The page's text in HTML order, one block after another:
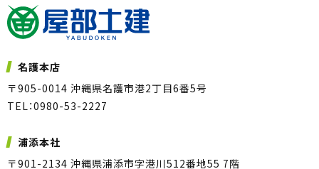
名護本店
〒905-0014 沖縄県名護市港2丁目6番5号
TEL：0980-53-2227
浦添本社
〒901-2134 沖縄県浦添市字港川512番地55 7階